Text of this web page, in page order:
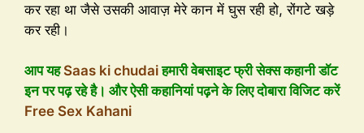
कर रहा था जैसे उसकी आवाज़ मेरे कान में घुस रही हो, रोंगटे खड़े
कर रही।
आप यहSaas ki chudaiहमारी वेबसाइट फ्री सेक्स कहानी डॉट
इन पर पढ़ रहे है। और ऐसी कहानियां पढ़ने के लिए दोबारा विजिट करें
Free Sex Kahani